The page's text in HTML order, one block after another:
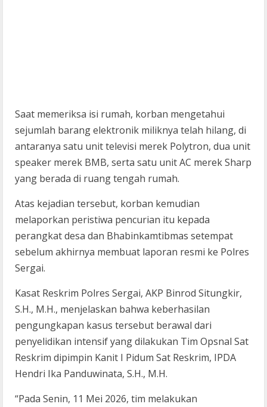
Saat memeriksa isi rumah, korban mengetahui
sejumlah barang elektronik miliknya telah hilang, di
antaranya satu unit televisi merek Polytron, dua unit
speaker merek BMB, serta satu unit AC merek Sharp
yang berada di ruang tengah rumah.
Atas kejadian tersebut, korban kemudian
melaporkan peristiwa pencurian itu kepada
perangkat desa dan Bhabinkamtibmas setempat
sebelum akhirnya membuat laporan resmi ke Polres
Sergai.
Kasat Reskrim Polres Sergai, AKP Binrod Situngkir,
S.H., M.H., menjelaskan bahwa keberhasilan
pengungkapan kasus tersebut berawal dari
penyelidikan intensif yang dilakukan Tim Opsnal Sat
Reskrim dipimpin Kanit I Pidum Sat Reskrim, IPDA
Hendri Ika Panduwinata, S.H., M.H.
“Pada Senin, 11 Mei 2026, tim melakukan